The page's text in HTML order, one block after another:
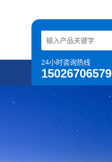
24小时咨询热线
15026706579